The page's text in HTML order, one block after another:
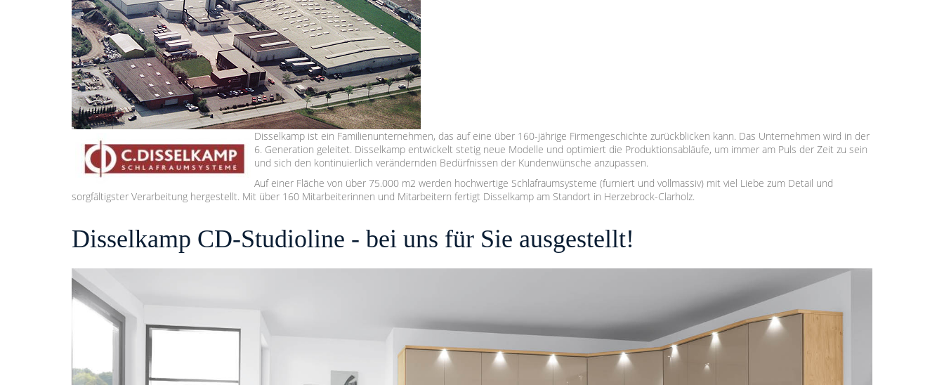
Disselkamp ist ein Familienunternehmen, das auf eine über 160-jährige Firmengeschichte zurückblicken kann. Das Unternehmen wird in der
6. Generation geleitet. Disselkamp entwickelt stetig neue Modelle und optimiert die Produktionsabläufe, um immer am Puls der Zeit zu sein
und sich den kontinuierlich verändernden Bedürfnissen der Kundenwünsche anzupassen.
Auf einer Fläche von über 75.000 m2 werden hochwertige Schlafraumsysteme (furniert und vollmassiv) mit viel Liebe zum Detail und
sorgfältigster Verarbeitung hergestellt. Mit über 160 Mitarbeiterinnen und Mitarbeitern fertigt Disselkamp am Standort in Herzebrock-Clarholz.
Disselkamp CD-Studioline - bei uns für Sie ausgestellt!
Video
Player